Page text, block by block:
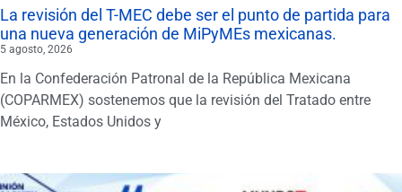
La revisión del T-MEC debe ser el punto de partida para
una nueva generación de MiPyMEs mexicanas.
5 agosto, 2026
En la Confederación Patronal de la República Mexicana
(COPARMEX) sostenemos que la revisión del Tratado entre
México, Estados Unidos y